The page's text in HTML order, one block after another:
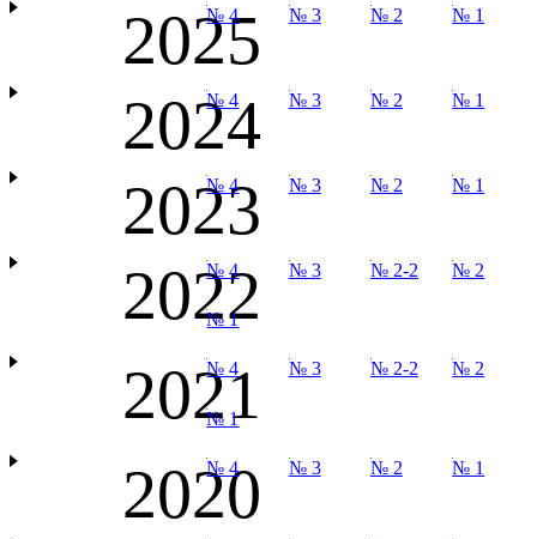
2025
№ 4 № 3 № 2 № 1
2024
№ 4 № 3 № 2 № 1
2023
№ 4 № 3 № 2 № 1
2022
№ 4 № 3 № 2-2 № 2
№ 1
2021
№ 4 № 3 № 2-2 № 2
№ 1
2020
№ 4 № 3 № 2 № 1